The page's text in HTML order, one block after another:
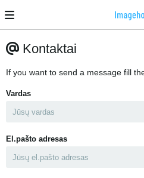
Kontaktai
If you want to send a message fill
Vardas
El.pašto adresas